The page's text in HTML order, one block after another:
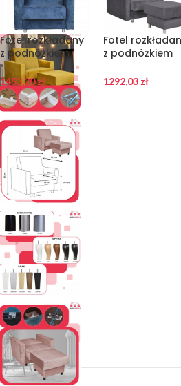
Fotel rozkładany
z podnóżkiem
Alicja morski
turkus
1453,20zł
Fotel
z podnóżkiem
Meble
1292,03zł